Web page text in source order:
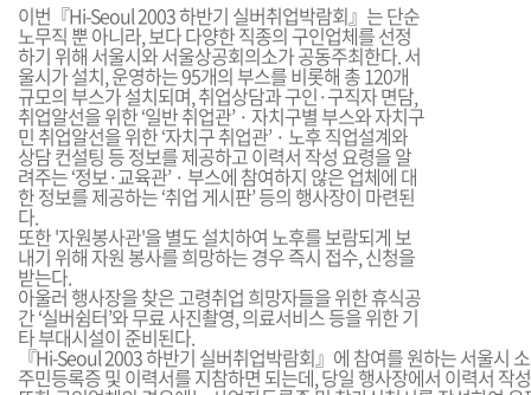
이번『Hi-Seoul 2003 하반기 실버취업박람회』는 단순
노무직 뿐 아니라, 보다 다양한 직종의 구인업체를 선정
하기 위해 서울시와 서울상공회의소가 공동주최한다. 서
울시가 설치, 운영하는 95개의 부스를 비롯해 총 120개
규모의 부스가 설치되며, 취업상담과 구인·구직자 면담,
취업알선을 위한 ‘일반 취업관’ · 자치구별 부스와 자치구
민 취업알선을 위한 ‘자치구 취업관’ · 노후 직업설계와
상담 컨설팅 등 정보를 제공하고 이력서 작성 요령을 알
려주는 ‘정보·교육관’ · 부스에 참여하지 않은 업체에 대
한 정보를 제공하는 ‘취업 게시판’ 등의 행사장이 마련된
다.
또한 '자원봉사관'을 별도 설치하여 노후를 보람되게 보
내기 위해 자원 봉사를 희망하는 경우 즉시 접수, 신청을
받는다.
아울러 행사장을 찾은 고령취업 희망자들을 위한 휴식공
간 ‘실버쉼터’와 무료 사진촬영, 의료서비스 등을 위한 기
타 부대시설이 준비된다.
『Hi-Seoul 2003 하반기 실버취업박람회』에 참여를 원하는 서울시
주민등록증 및 이력서를 지참하면 되는데, 당일 행사장에서 이력서 작